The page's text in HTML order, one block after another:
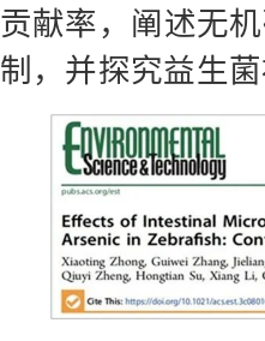
贡献率，阐述无
制，并探究益生